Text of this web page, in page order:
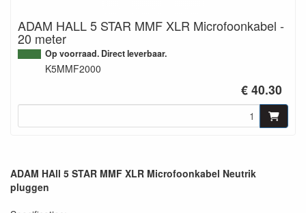
ADAM HALL 5 STAR MMF XLR Microfoonkabel -
20 meter
Op voorraad. Direct leverbaar.
K5MMF2000
€ 40.30
ADAM HAll 5 STAR MMF XLR Microfoonkabel Neutrik
pluggen